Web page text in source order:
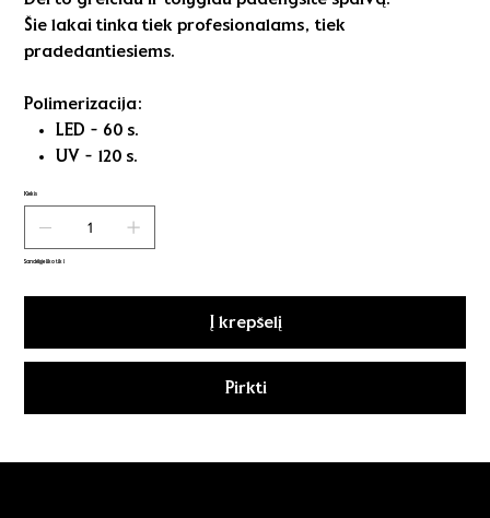
Šie lakai tinka tiek profesionalams, tiek
pradedantiesiems.
Polimerizacija:
LED - 60 s.
UV - 120 s.
Kiekis
Sandėlyje liko tik 1
Į krepšelį
Pirkti